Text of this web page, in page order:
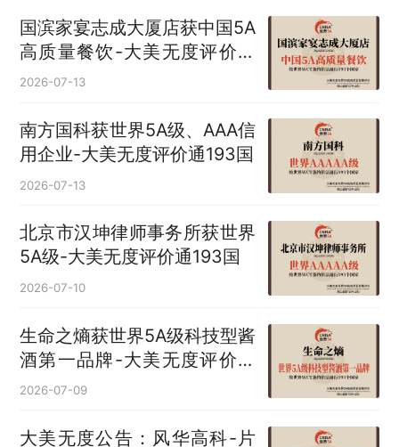
国滨家宴志成大厦店获中国5A
高质量餐饮-大美无度评价通
193国
2026-07-13
南方国科获世界5A级、AAA信
用企业-大美无度评价通193国
2026-07-13
北京市汉坤律师事务所获世界
5A级-大美无度评价通193国
2026-07-10
生命之熵获世界5A级科技型酱
酒第一品牌-大美无度评价通
193国
2026-07-09
大美无度公告：风华高科-片